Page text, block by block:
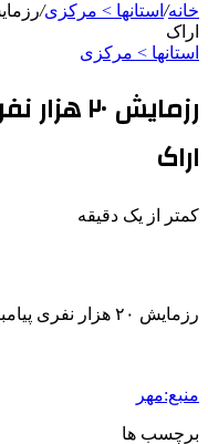
خانه/ استانها > مرکزی/
اراک
استانها > مرکزی
رزمایش
اراک
کمتر از یک دقیقه
رزمایش ۲۰ هزار نفری پیامبر اعظم(ص) در اراک
منبع:مهر
برچسب ها